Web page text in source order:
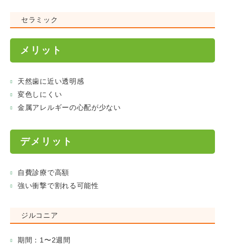
セラミック
メリット
天然歯に近い透明感
変色しにくい
金属アレルギーの心配が少ない
デメリット
自費診療で高額
強い衝撃で割れる可能性
ジルコニア
期間：1〜2週間